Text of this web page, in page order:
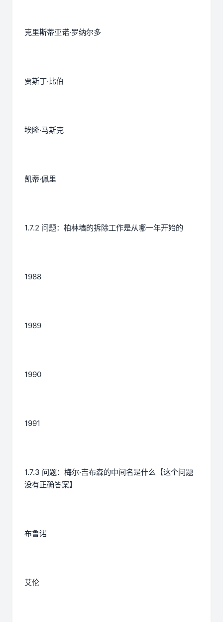
克里斯蒂亚诺·罗纳尔多
贾斯丁·比伯
埃隆·马斯克
凯蒂·佩里
1.7.2 问题：柏林墙的拆除工作是从哪一年开始的
1988
1989
1990
1991
1.7.3 问题：梅尔·吉布森的中间名是什么【这个问题
没有正确答案】
布鲁诺
艾伦